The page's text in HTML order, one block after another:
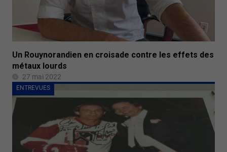
Un Rouynorandien en croisade contre les effets des
métaux lourds
27 mai 2022
ENTREVUES